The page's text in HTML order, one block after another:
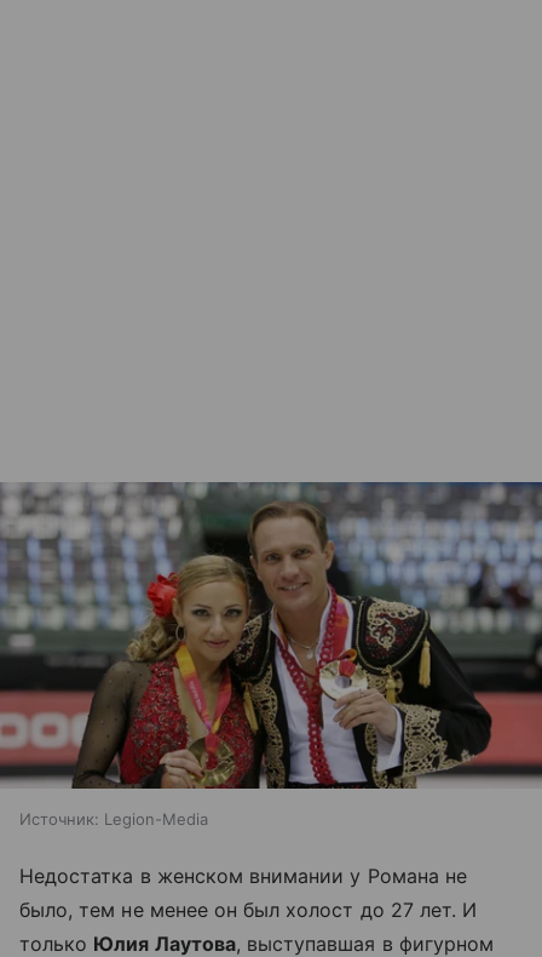
Источник: Legion-Media
Недостатка в женском внимании у Романа не
было, тем не менее он был холост до 27 лет. И
только Юлия Лаутова, выступавшая в фигурном